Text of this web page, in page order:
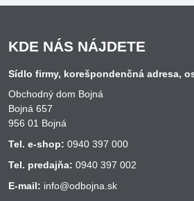
KDE NÁS NÁJDETE
Sídlo firmy, korešpondenčná adresa,
Obchodný dom Bojná
Bojná 657
956 01 Bojná
Tel. e-shop: 0940 397 000
Tel. predajňa: 0940 397 002
E-mail: info@odbojna.sk